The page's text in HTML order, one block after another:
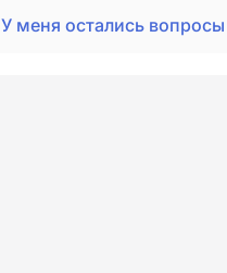
У меня остались вопросы